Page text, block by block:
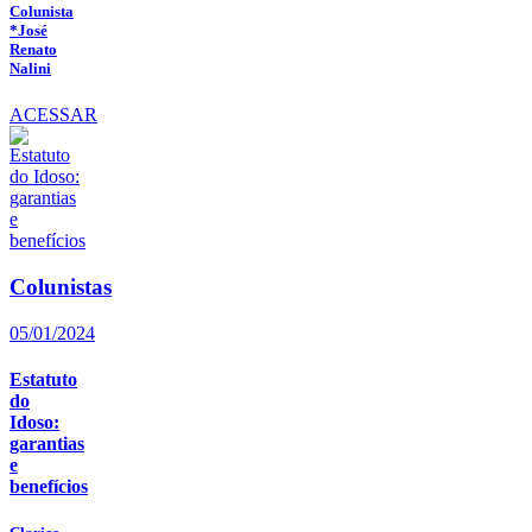
Colunista
*José
Renato
Nalini
ACESSAR
Colunistas
05/01/2024
Estatuto
do
Idoso:
garantias
e
benefícios